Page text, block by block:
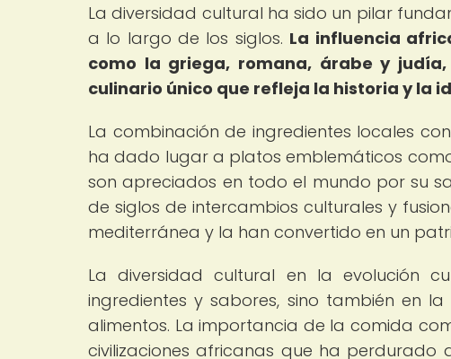
La diversidad cultural ha sido un pilar
a lo largo de los siglos. La influencia
como la griega, romana, árabe y
culinario único que refleja la historia y la
La combinación de ingredientes locales
ha dado lugar a platos emblemáticos
son apreciados en todo el mundo por su
de siglos de intercambios culturales y
mediterránea y la han convertido en un
La diversidad cultural en la evolución
ingredientes y sabores, sino también en
alimentos. La importancia de la comida
civilizaciones africanas que ha